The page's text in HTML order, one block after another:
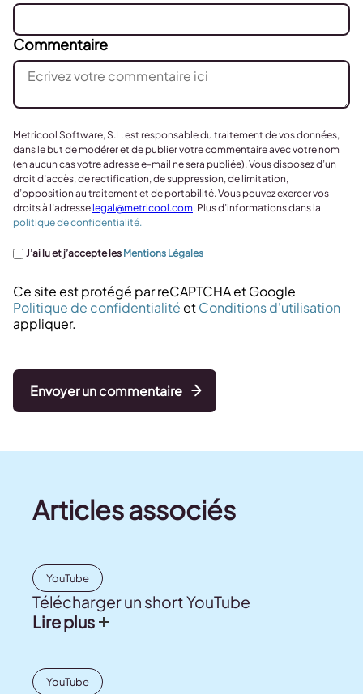
Commentaire
Metricool Software, S.L. est responsable du traitement de vos données,
dans le but de modérer et de publier votre commentaire avec votre nom
(en aucun cas votre adresse e-mail ne sera publiée). Vous disposez d’un
droit d’accès, de rectification, de suppression, de limitation,
d’opposition au traitement et de portabilité. Vous pouvez exercer vos
droits à l’adresse legal@metricool.com. Plus d’informations dans la
politique de confidentialité.
J’ai lu et j’accepte les Mentions Légales
Ce site est protégé par reCAPTCHA et Google
Politique de confidentialitéetConditions d'utilisation
appliquer.
Envoyer un commentaire
Articles associés
YouTube
Télécharger un short YouTube
Lire plus
YouTube